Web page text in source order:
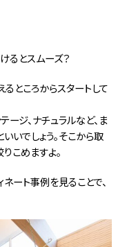
るとスムーズ？
るところからスタートして
ージ、ナチュラルなど、ま
いでしょう。そこから取
こめますよ。
ト事例を見ることで、